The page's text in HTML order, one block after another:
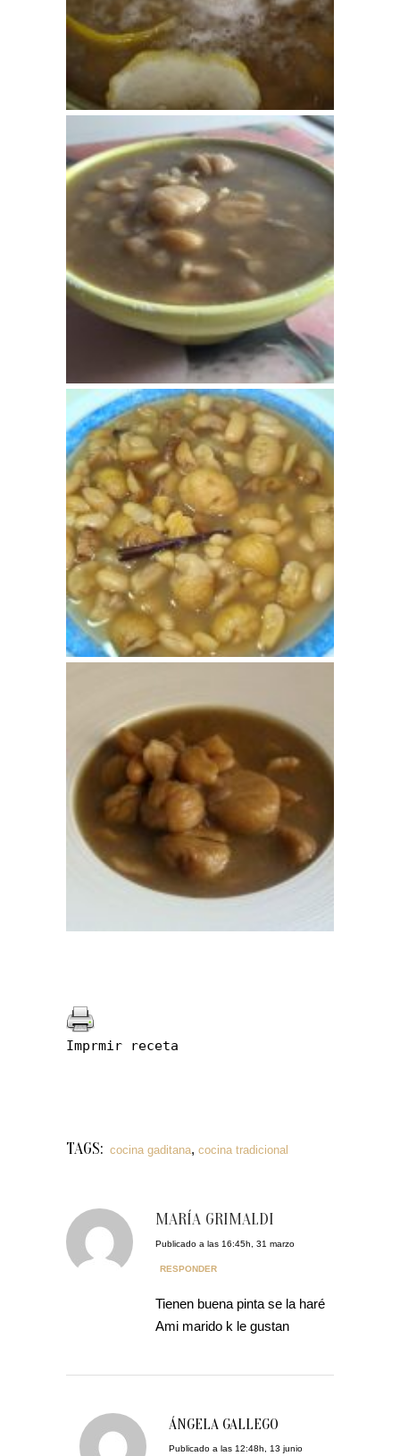
Imprmir receta
TAGS: cocina gaditana, cocina tradicional
MARÍA GRIMALDI
Publicado a las 16:45h, 31 marzo
RESPONDER
Tienen buena pinta se la haré
Ami marido k le gustan
ÁNGELA GALLEGO
Publicado a las 12:48h, 13 junio